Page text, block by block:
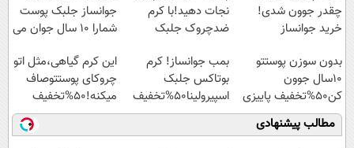
چقدر جوون شدی!
خرید جوانساز
ویژه
نجات دهید!با کرم
ضدچروک جلبک
جوانساز جلبک پوست
شمارا ۱۰ سال جوان می
بدون سوزن پوستتو
10سال جوون
کن50%تخفیف پاییزی
بمب جوانساز! کرم
بوتاکس جلبک
اسپیرولینا50%تخفیف
این کرم گیاهی،مثل اتو
چروکای پوستتوصاف
میکنه!50%تخفیف
مطالب پیشنهادی